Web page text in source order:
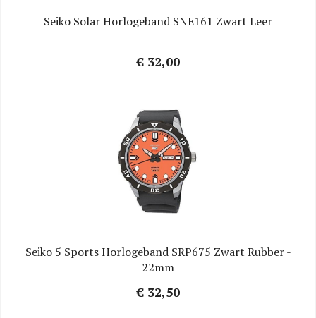
Seiko Solar Horlogeband SNE161 Zwart Leer
€ 32,00
Seiko 5 Sports Horlogeband SRP675 Zwart Rubber -
22mm
€ 32,50